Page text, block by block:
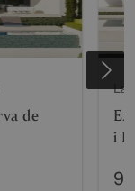
de
La
i
9